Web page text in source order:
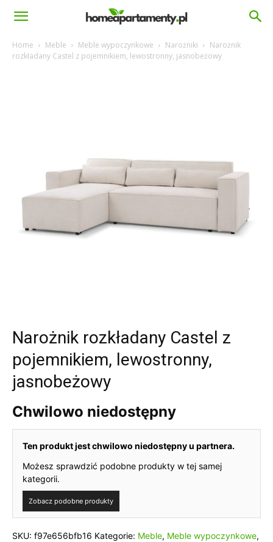
homeapartamenty.pl
Home Meble Meble wypoczynkowe Narożniki
Narożnik
rozkładany Castel z pojemnikiem, lewostronny, jasnobeżowy
Narożnik rozkładany Castel z
pojemnikiem, lewostronny,
jasnobeżowy
Chwilowo niedostępny
Ten produkt jest chwilowo niedostępny u partnera.
Możesz sprawdzić podobne produkty w tej samej
kategorii.
Zobacz podobne produkty
SKU: f97e656bfb16 Kategorie: Meble, Meble wypoczynkowe,